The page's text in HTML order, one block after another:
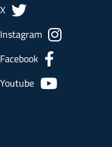
X
Instagram
Facebook
Youtube